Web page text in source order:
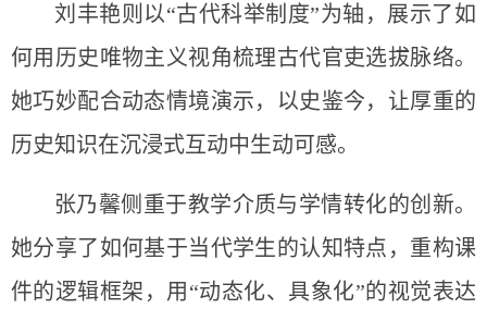
刘丰艳则以“古代科举制度”为轴，展示了如
何用历史唯物主义视角梳理古代官吏选拔脉络。
她巧妙配合动态情境演示，以史鉴今，让厚重的
历史知识在沉浸式互动中生动可感。
张乃馨侧重于教学介质与学情转化的创新。
她分享了如何基于当代学生的认知特点，重构课
件的逻辑框架，用“动态化、具象化”的视觉表达